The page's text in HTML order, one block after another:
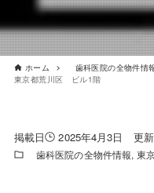
ホーム 歯科医院の全物件情
東京都荒川区 ビル1階
2025年4月3日
歯科医院の全物件情報 東